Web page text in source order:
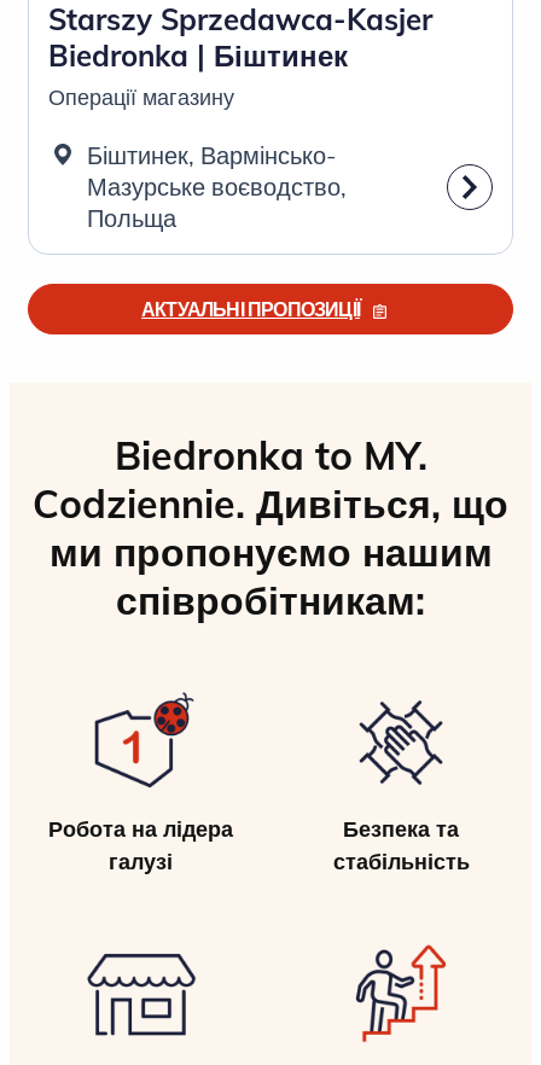
Starszy Sprzedawca-Kasjer
Biedronka | Біштинек
Операції магазину
Біштинек, Вармінсько-
Мазурське воєводство,
Польща
АКТУАЛЬНІ ПРОПОЗИЦІЇ
Biedronka to MY.
Codziennie. Дивіться, що
ми пропонуємо нашим
співробітникам:
Робота на лідера
галузі
Безпека та
стабільність